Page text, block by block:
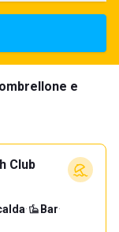
e
Club
· Bar·